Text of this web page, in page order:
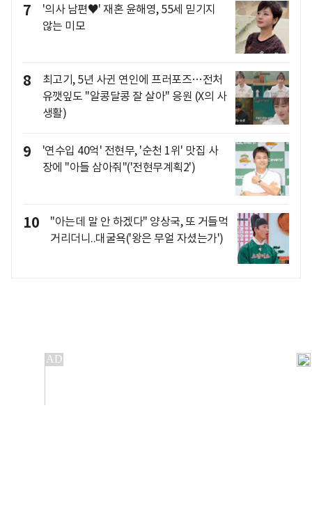
7
'의사 남편♥' 재혼 윤해영, 55세 믿기지
않는 미모
8
최고기, 5년 사귄 연인에 프러포즈…전처
유깻잎도 "알콩달콩 잘 살아" 응원 (X의 사
생활)
9
'연수입 40억' 전현무, '순천 1위' 맛집 사
장에 "아들 삼아줘"('전현무계획2')
10
"아는데 말 안 하겠다" 양상국, 또 거들먹
거리더니..대굴욕('왕은 무얼 자셨는가')